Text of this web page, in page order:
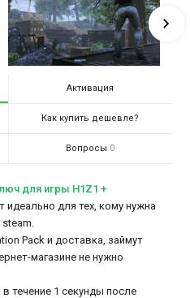
Активация
Как купить дешевле?
Вопросы 0
для игры H1Z1 +
идеально для тех, кому нужна
steam.
Pack и доставка, займут
магазине не нужно
течение 1 секунды после